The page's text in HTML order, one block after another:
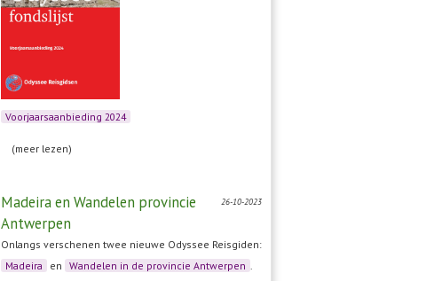
Voorjaarsaanbieding 2024
(meer lezen)
26-10-2023
Madeira en Wandelen provincie
Antwerpen
Onlangs verschenen twee nieuwe Odyssee Reisgiden:
Madeira
en Wandelen in de provincie Antwerpen